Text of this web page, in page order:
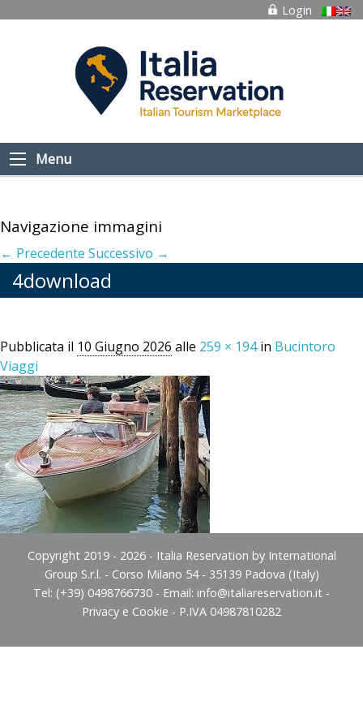
Login
Menu
Navigazione immagini
← Precedente Successivo →
4download
Pubblicata il 10 Giugno 2026 alle 259 × 194in Bucintoro
Viaggi
Copyright 2019 - 2026 - Italia Reservation by International
Group S.r.l. - Corso Milano 54 - 35139 Padova (Italy)
Tel: (+39) 0498766730 - Email: info@italiareservation.it -
Privacy e Cookie - P.IVA 04987810282